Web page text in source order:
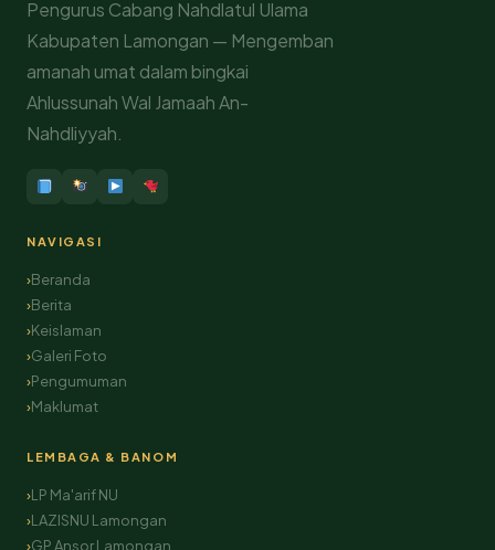
Pengurus Cabang Nahdlatul Ulama
Kabupaten Lamongan — Mengemban
amanah umat dalam bingkai
Ahlussunah Wal Jamaah An-
Nahdliyyah.
NAVIGASI
Beranda
Berita
Keislaman
Galeri Foto
Pengumuman
Maklumat
LEMBAGA & BANOM
LP Ma'arif NU
LAZISNU Lamongan
GP Ansor Lamongan